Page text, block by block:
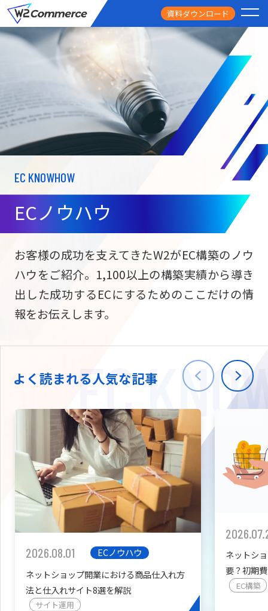
資料ダウンロード
サービス
ECサイト構築
サブスク/定期通販
ECサイト構築
海外進出・現地
W2
拡張プラグイン一覧
カスタマイズ開発
PRICE
料金
FEATURE
導入事例
USEFUL
お役立ち情報
NEWS
ニュース
会社情報
TW
EC KNOWHOW
ECノウハウ
お客様の成功を支えてきたW2がEC構築のノウ
ハウをご紹介。1,100以上の構築実績から導き
出した成功するECにするためのここだけの情
報をお伝えします。
よく読まれる人気な記事
2026.08.01
ECノウハウ
ネットショップ開業における商品仕入れ方
法と仕入れサイト8選を解説
サイト運用
ネットシ
要？初期
を紹介
EC構築